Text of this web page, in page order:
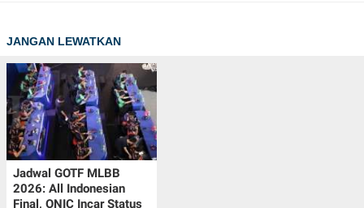
JANGAN LEWATKAN
Jadwal GOTF MLBB
2026: All Indonesian
Final, ONIC Incar Status